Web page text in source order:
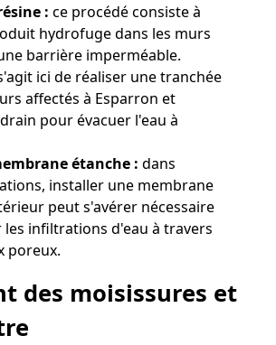
: ce procédé consiste à
hydrofuge dans les murs
barrière imperméable.
ici de réaliser une tranchée
affectés à Esparron et
pour évacuer l'eau à
étanche : dans
installer une membrane
peut s'avérer nécessaire
infiltrations d'eau à travers
poreux.
des moisissures et